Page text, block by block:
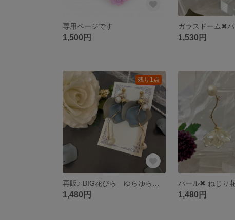
専用ページです
1,500円 1,530円
残り1点
1,480円 1,480円